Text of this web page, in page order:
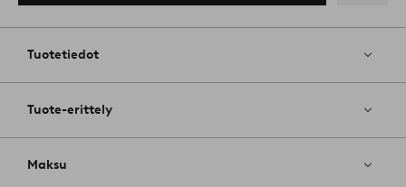
Tuotetiedot
Tuote-erittely
Maksu